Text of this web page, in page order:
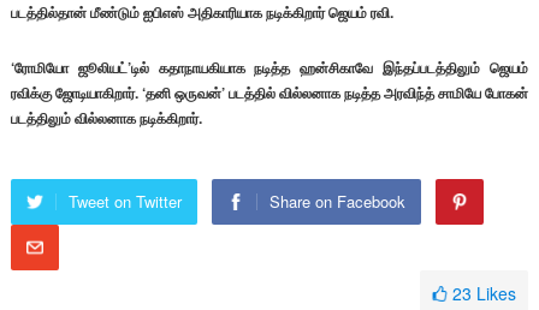
படத்தில்தான் மீண்டும் ஐபிஎஸ் அதிகாரியாக நடிக்கிறார் ஜெயம் ரவி.
‘ரோமியோ ஜூலியட்’டில் கதாநாயகியாக நடித்த ஹன்சிகாவே இந்தப்படத்திலும் ஜெயம்
ரவிக்கு ஜோடியாகிறார். ‘தனி ஒருவன்’ படத்தில் வில்லனாக நடித்த அரவிந்த் சாமியே போகன்
படத்திலும் வில்லனாக நடிக்கிறார்.
Tweet on Twitter Share on Facebook
23 Likes